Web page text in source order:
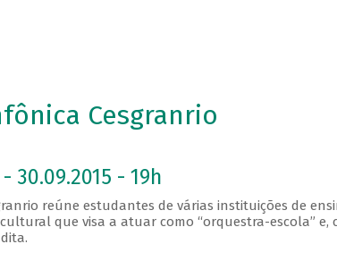
Cesgranrio
30.09.2015 - 19h
reúne estudantes de várias instituições de
que visa a atuar como “orquestra-escola”